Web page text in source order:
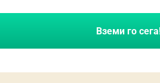
Вземи го